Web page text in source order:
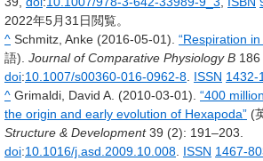
2022年5月31日閲覧。
^ Schmitz, Anke (2016-05-01). “Respiration
語). Journal of Comparative Physiology B 186
doi:10.1007/s00360-016-0962-8 ISSN 1432-
^ Grimaldi, David A. (2010-03-01). “400
the origin and early evolution of Hexapoda” (
Structure & Development 39 (2): 191–203.
doi:10.1016/j.asd.2009.10.008 ISSN 1467-